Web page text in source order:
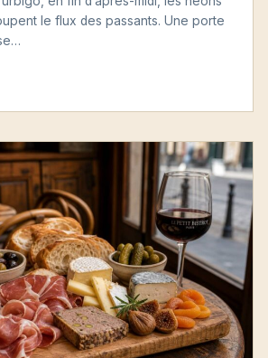
le flux des passants. Une porte